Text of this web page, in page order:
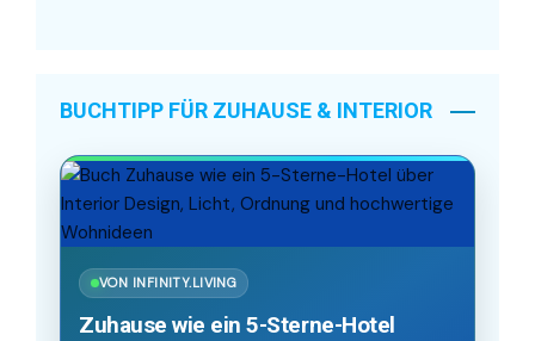
BUCHTIPP FÜR ZUHAUSE & INTERIOR
VON INFINITY.LIVING
Zuhause wie ein 5-Sterne-Hotel